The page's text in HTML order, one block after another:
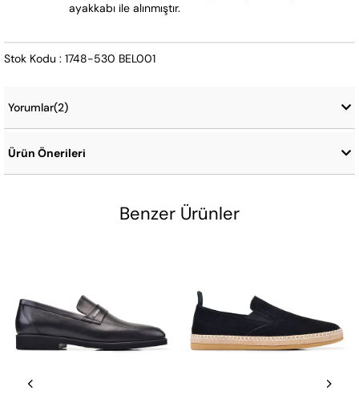
ayakkabı ile alınmıştır.
Stok Kodu : 1748-530 BEL001
Yorumlar(2)
Ürün Önerileri
Benzer Ürünler